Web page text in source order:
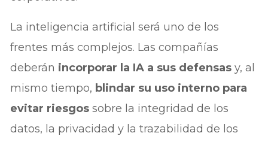
La inteligencia artificial será uno de los
frentes más complejos. Las compañías
deberán incorporar la IA a sus defensas y, al
mismo tiempo, blindar su uso interno para
evitar riesgos sobre la integridad de los
datos, la privacidad y la trazabilidad de los